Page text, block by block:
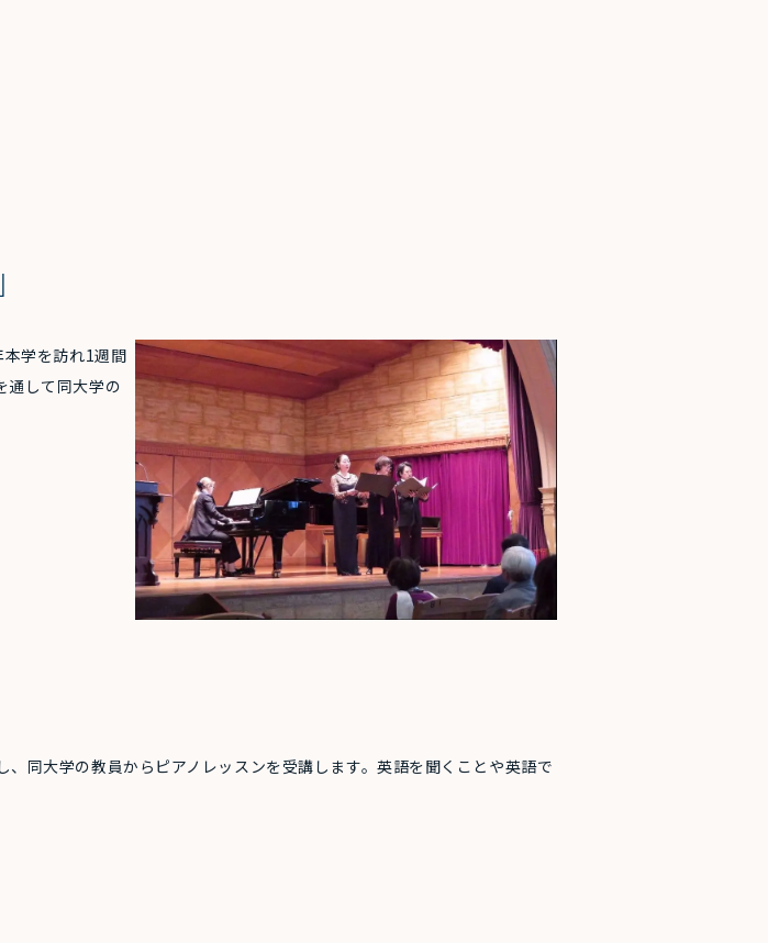
学を訪れ1週間
通して同大学の
同大学の教員からピアノレッスンを受講します。英語を聞くことや英語で